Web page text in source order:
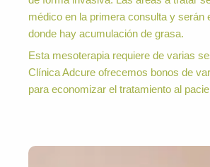
médico en la primera consulta y serán
donde hay acumulación de grasa.
Esta mesoterapia requiere de varias
Clínica Adcure ofrecemos bonos de
para economizar el tratamiento al